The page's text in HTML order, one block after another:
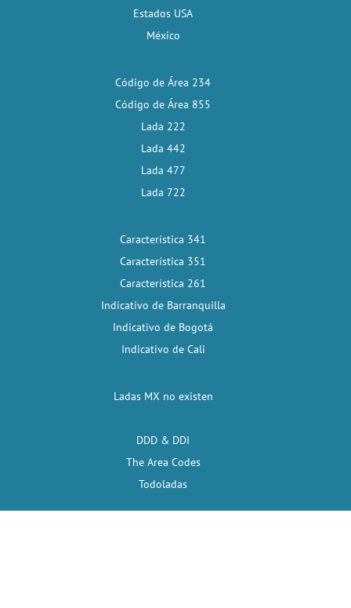
Estados USA
México
Código de Área 234
Código de Área 855
Lada 222
Lada 442
Lada 477
Lada 722
Característica 341
Característica 351
Característica 261
Indicativo de Barranquilla
Indicativo de Bogotá
Indicativo de Cali
Ladas MX no existen
DDD & DDI
The Area Codes
Todoladas